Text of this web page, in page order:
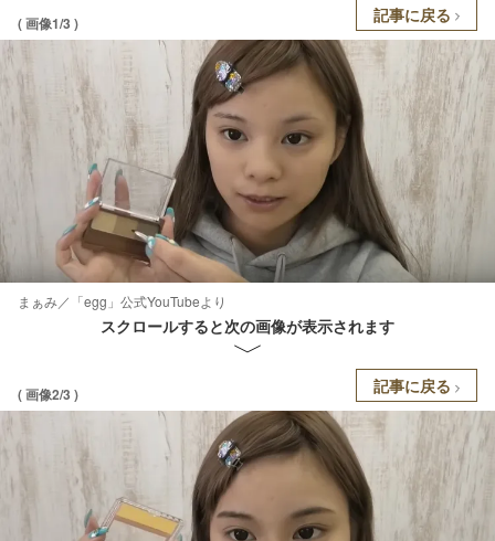
( 画像1/3 ) 記事に戻る
まぁみ／「egg」公式YouTubeより
スクロールすると次の画像が表示されます
( 画像2/3 ) 記事に戻る